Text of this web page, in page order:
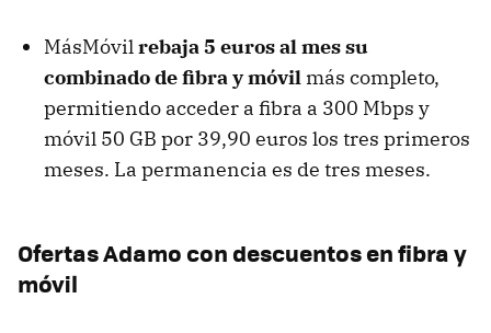
MásMóvilrebaja 5 euros al mes su
combinado de fibra y móvil más completo,
permitiendo acceder a fibra a 300 Mbps y
móvil 50 GB por 39,90 euros los tres primeros
meses. La permanencia es de tres meses.
Ofertas Adamo con descuentos en fibra y
móvil